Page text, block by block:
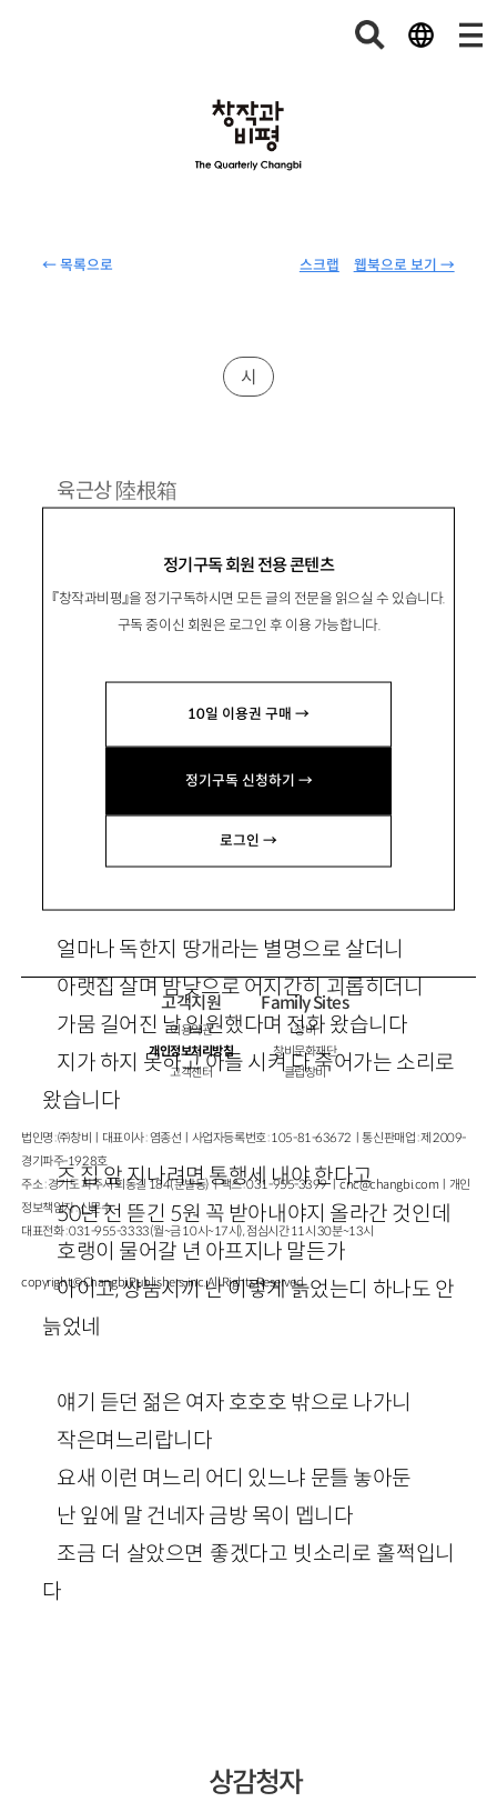
← 목록으로 웹북으로 보기 →
스크랩
정기구독 회원 전용 콘텐츠
『창작과비평』을 정기구독하시면 모든 글의 전문을 읽으실 수 있습니다.
구독 중이신 회원은 로그인 후 이용 가능합니다.
10일 이용권 구매 →
정기구독 신청하기 →
로그인 →
시
육근상陸根箱
시집 『절창』 『만개』 등이 있음.
곡우
얼마나 독한지 땅개라는 별명으로 살더니
아랫집 살며 밤낮으로 어지간히 괴롭히더니
가뭄 길어진 날 입원했다며 전화 왔습니다
지가 하지 못하고 아들 시켜 다 죽어가는 소리로
왔습니다
즈 집 앞 지나려면 통행세 내야 한다고
50년 전 뜯긴 5원 꼭 받아내야지 올라간 것인데
호랭이 물어갈 년 아프지나 말든가
아이고, 썅눔시끼 난 이렇게 늙었는디 하나도 안
늙었네
얘기 듣던 젊은 여자 호호호 밖으로 나가니
작은며느리랍니다
요새 이런 며느리 어디 있느냐 문틀 놓아둔
난 잎에 말 건네자 금방 목이 멥니다
조금 더 살았으면 좋겠다고 빗소리로 훌쩍입니
다
상감청자
고객지원
이용약관
개인정보처리방침
고객센터
Family Sites
창비
창비문화재단
클럽창비
법인명 : ㈜창비ㅣ대표이사 : 염종선ㅣ사업자등록번호 : 105-81-63672ㅣ통신판매업 : 제 2009-
경기파주-1928호
주소 : 경기도 파주시 회동길 184(문발동)ㅣ팩스 : 031-955-3399 ㅣcnc@changbi.com ㅣ개인
정보책임자 : 신문수
대표전화 : 031-955-3333(월~금 10시~17시), 점심시간 11시 30분~13시
copyright © Changbi Publishers, inc. All Rights Reserved.